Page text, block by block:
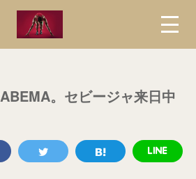
。セビージャ来日中